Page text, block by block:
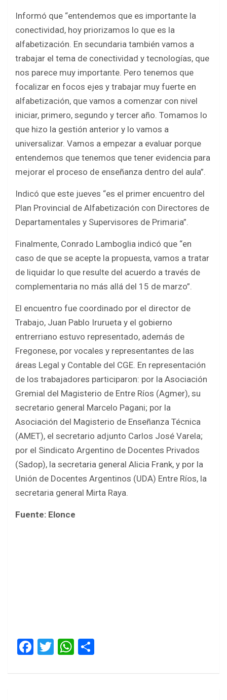
Informó que “entendemos que es importante la
conectividad, hoy priorizamos lo que es la
alfabetización. En secundaria también vamos a
trabajar el tema de conectividad y tecnologías, que
nos parece muy importante. Pero tenemos que
focalizar en focos ejes y trabajar muy fuerte en
alfabetización, que vamos a comenzar con nivel
iniciar, primero, segundo y tercer año. Tomamos lo
que hizo la gestión anterior y lo vamos a
universalizar. Vamos a empezar a evaluar porque
entendemos que tenemos que tener evidencia para
mejorar el proceso de enseñanza dentro del aula”.
Indicó que este jueves “es el primer encuentro del
Plan Provincial de Alfabetización con Directores de
Departamentales y Supervisores de Primaria”.
Finalmente, Conrado Lamboglia indicó que “en
caso de que se acepte la propuesta, vamos a tratar
de liquidar lo que resulte del acuerdo a través de
complementaria no más allá del 15 de marzo”.
El encuentro fue coordinado por el director de
Trabajo, Juan Pablo Irurueta y el gobierno
entrerriano estuvo representado, además de
Fregonese, por vocales y representantes de las
áreas Legal y Contable del CGE. En representación
de los trabajadores participaron: por la Asociación
Gremial del Magisterio de Entre Ríos (Agmer), su
secretario general Marcelo Pagani; por la
Asociación del Magisterio de Enseñanza Técnica
(AMET), el secretario adjunto Carlos José Varela;
por el Sindicato Argentino de Docentes Privados
(Sadop), la secretaria general Alicia Frank, y por la
Unión de Docentes Argentinos (UDA) Entre Ríos, la
secretaria general Mirta Raya.
Fuente: Elonce
F
ce
T
tt
W
at ar